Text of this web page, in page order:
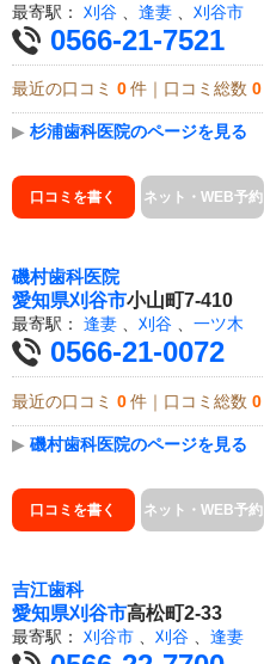
最寄駅： 刈谷 逢妻 刈谷市
0566-21-7521
最近の口コミ 0 件｜口コミ総数 0
▶ 杉浦歯科医院のページを見る
口コミを書く ネット・WEB予約
磯村歯科医院
愛知県刈谷市小山町7-410
最寄駅： 逢妻 、 刈谷 、 一ツ木
0566-21-0072
最近の口コミ 0 件｜口コミ総数 0
▶ 磯村歯科医院のページを見る
口コミを書く ネット・WEB予約
吉江歯科
愛知県刈谷市高松町2-33
最寄駅： 刈谷市 刈谷 逢妻